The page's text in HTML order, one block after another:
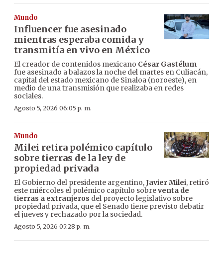
Mundo
Influencer fue asesinado
mientras esperaba comida y
transmitía en vivo en México
El creador de contenidos mexicano César Gastélum
fue asesinado a balazos la noche del martes en Culiacán,
capital del estado mexicano de Sinaloa (noroeste), en
medio de una transmisión que realizaba en redes
sociales.
Agosto 5, 2026 06:05 p. m.
Mundo
Milei retira polémico capítulo
sobre tierras de la ley de
propiedad privada
El Gobierno del presidente argentino,Javier Milei, retiró
este miércoles el polémico capítulo sobreventa de
tierras a extranjeros del proyecto legislativo sobre
propiedad privada, que el Senado tiene previsto debatir
el jueves y rechazado por la sociedad.
Agosto 5, 2026 05:28 p. m.